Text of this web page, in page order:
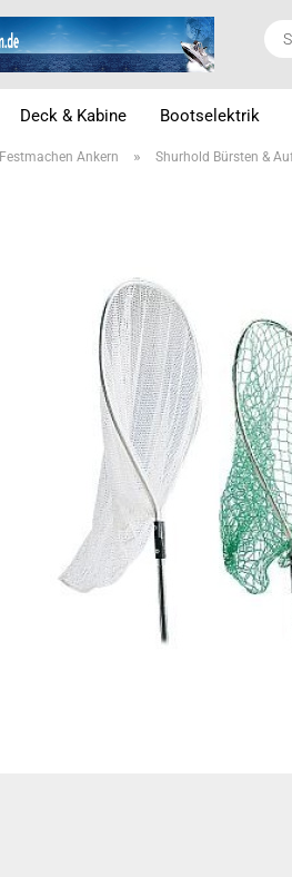
Deck & Kabine Bootselektrik
Festmachen Ankern » Shurhold Bürsten &